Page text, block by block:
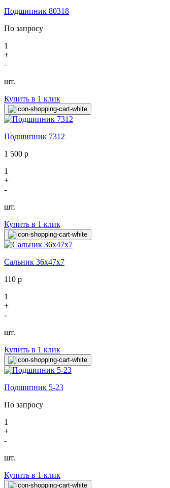
Подшипник 80318
По запросу
1
+
-
шт.
Купить в 1 клик
Подшипник 7312
1 500 р
1
+
-
шт.
Купить в 1 клик
Сальник 36х47х7
110 р
1
+
-
шт.
Купить в 1 клик
Подшипник 5-23
По запросу
1
+
-
шт.
Купить в 1 клик